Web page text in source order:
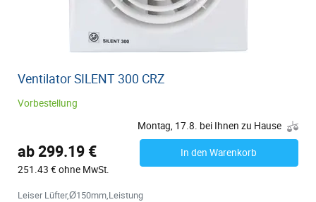
Ventilator SILENT 300 CRZ
Vorbestellung
Montag, 17.8. bei Ihnen zu Hause
ab 299.19 €
251.43 € ohne MwSt.
In den Warenkorb
Leiser Lüfter,Ø150mm,Leistung